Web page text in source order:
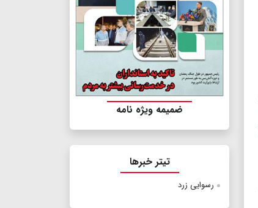
ضمیمه ویژه نامه
تیتر خبرها
رسوایی زرد